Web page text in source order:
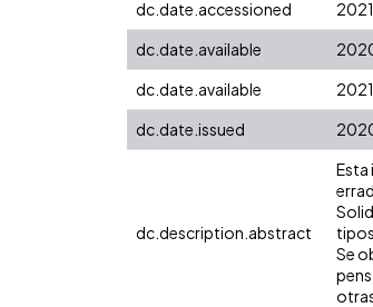
dc.date.accessioned
dc.date.available
dc.date.available
dc.date.issued
dc.description.abstract
Esta
Se